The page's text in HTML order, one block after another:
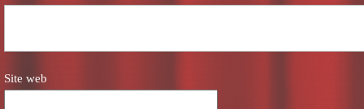
Site web